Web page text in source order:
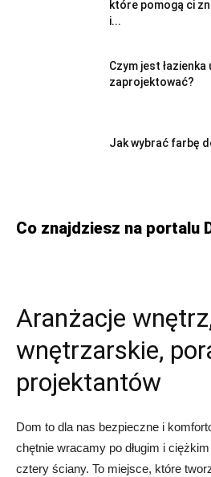
które pomogą ci
i...
Czym jest
zaprojektować?
Jak wybrać farbę
Co znajdziesz na portalu
Aranżacje
wnętrzarskie,
projektantów
Dom to dla nas bezpieczne i
chętnie wracamy po długim i
cztery ściany. To miejsce, które